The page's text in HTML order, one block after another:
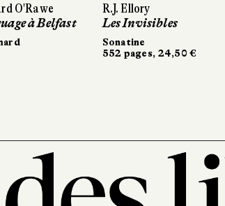
O'Rawe
à Belfast
R.J. Ellory
Les Invisibles
Sonatine
552 pages, 24,50 €
O'Rawe
à Belfast
R.J. Ellory
Les Invisibles
Sonatine
552 pages, 24,50 €